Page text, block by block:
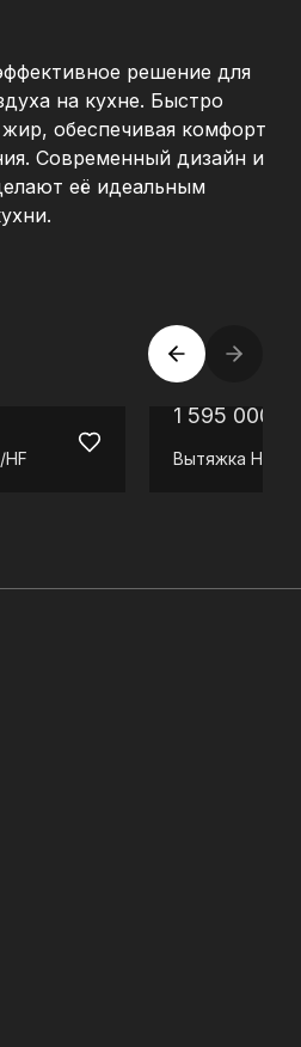
решение для
на кухне. Быстро
обеспечивая комфорт
Современный дизайн и
её идеальным
HF
1 595 000
Вытяжка